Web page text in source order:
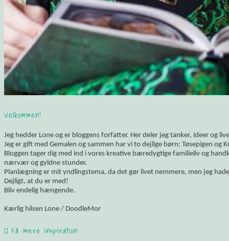
Velkommen!
Jeg hedder Lone og er bloggens forfatter. Her deler jeg tanker, ideer og
Jeg er gift med Gemalen og sammen har vi to dejlige børn: Tøsepigen og
Bloggen tager dig med ind i vores kreative bæredygtige familieliv og
nærvær og gyldne stunder.
Planlægning er mit yndlingstema, da det gør livet nemmere, men jeg
Dejligt, at du er med!
Bliv endelig hængende.
Kærlig hilsen Lone / DoodleMor
Få mere inspiration